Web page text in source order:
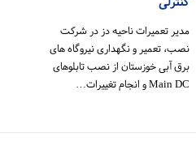
مدیر تعمیرات ناحیه دز در شرکت
نصب، تعمیر و نگهداری نیروگاه های
برق آبی خوزستان از نصب تابلوهای
Main DC و انجام تغییرات…